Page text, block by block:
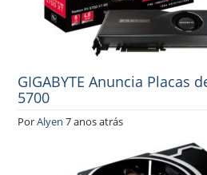
GIGABYTE Anuncia Placas
5700
PorAlyen 7 anos atrás